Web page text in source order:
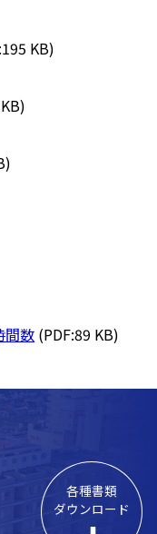
KB)
間数 (PDF:89 KB)
各種書類
ダウンロード